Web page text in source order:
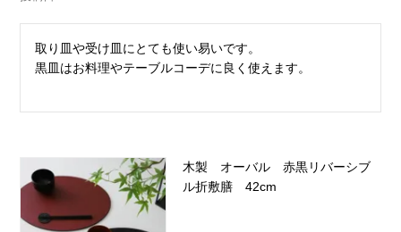
取り皿や受け皿にとても使い易いです。
黒皿はお料理やテーブルコーデに良く使えます。
木製 オーバル 赤黒リバーシブ
ル折敷膳 42cm